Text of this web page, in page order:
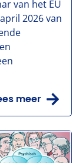
van het EU
2026 van
meer